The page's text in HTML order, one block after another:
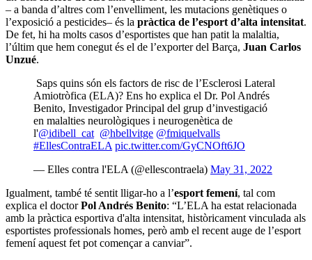
– a banda d’altres com l’envelliment, les mutacions genètiques o
l’exposició a pesticides– és la pràctica de l’esport d’alta intensitat.
De fet, hi ha molts casos d’esportistes que han patit la malaltia,
l’últim que hem conegut és el de l’exporter del Barça, Juan Carlos
Unzué.
Saps quins són els factors de risc de l’Esclerosi Lateral
Amiotròfica (ELA)? Ens ho explica el Dr. Pol Andrés
Benito, Investigador Principal del grup d’investigació
en malalties neurològiques i neurogenètica de
l'@idibell_cat @hbellvitge @fmiquelvalls
#EllesContraELA pic.twitter.com/GyCNOft6JO
— Elles contra l'ELA (@ellescontraela) May 31, 2022
Igualment, també té sentit lligar-ho a l’esport femení, tal com
explica el doctorPol Andrés Benito: “L’ELA ha estat relacionada
amb la pràctica esportiva d'alta intensitat, històricament vinculada als
esportistes professionals homes, però amb el recent auge de l’esport
femení aquest fet pot començar a canviar”.